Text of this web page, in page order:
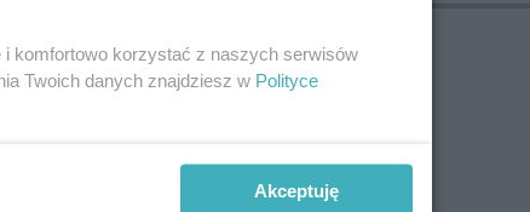
i komfortowo korzystać z naszych serwisów
Twoich danych znajdziesz w Polityce
Akceptuję